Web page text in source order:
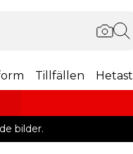
Tillfällen Hetast
bilder.